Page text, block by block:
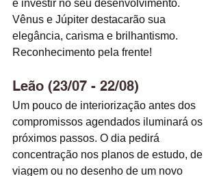
e investir no seu desenvolvimento.
Vênus e Júpiter destacarão sua
elegância, carisma e brilhantismo.
Reconhecimento pela frente!
Leão (23/07 - 22/08)
Um pouco de interiorização antes dos
compromissos agendados iluminará os
próximos passos. O dia pedirá
concentração nos planos de estudo, de
viagem ou no desenho de um novo